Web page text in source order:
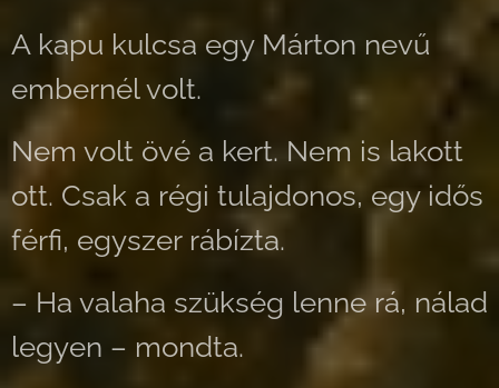
A kapu kulcsa egy Márton nevű
embernél volt.
Nem volt övé a kert. Nem is lakott
ott. Csak a régi tulajdonos, egy idős
férfi, egyszer rábízta.
– Ha valaha szükség lenne rá, nálad
legyen – mondta.